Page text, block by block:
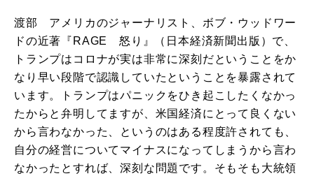
渡部 アメリカのジャーナリスト、ボブ・ウッドワー
ドの近著『RAGE 怒り』（日本経済新聞出版）で、
トランプはコロナが実は非常に深刻だということをか
なり早い段階で認識していたということを暴露されて
います。トランプはパニックをひき起こしたくなかっ
たからと弁明してますが、米国経済にとって良くない
から言わなかった、というのはある程度許されても、
自分の経営についてマイナスになってしまうから言わ
なかったとすれば、深刻な問題です。そもそも大統領